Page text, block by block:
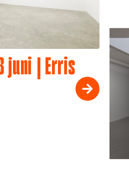
juni | Erris